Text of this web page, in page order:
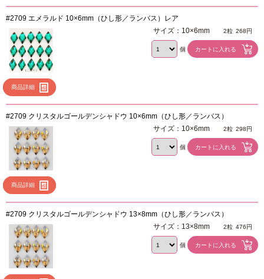
#2709 エメラルド 10×6mm（ひし形／ランバス）レア
商品詳細
サイズ：10×6mm 2粒 268円
個
#2709 クリスタルゴールデンシャドウ 10×6mm（ひし形／ランバス）
商品詳細
サイズ：10×6mm 2粒 298円
個
#2709 クリスタルゴールデンシャドウ 13×8mm（ひし形／ランバス）
サイズ：13×8mm 2粒 476円
個